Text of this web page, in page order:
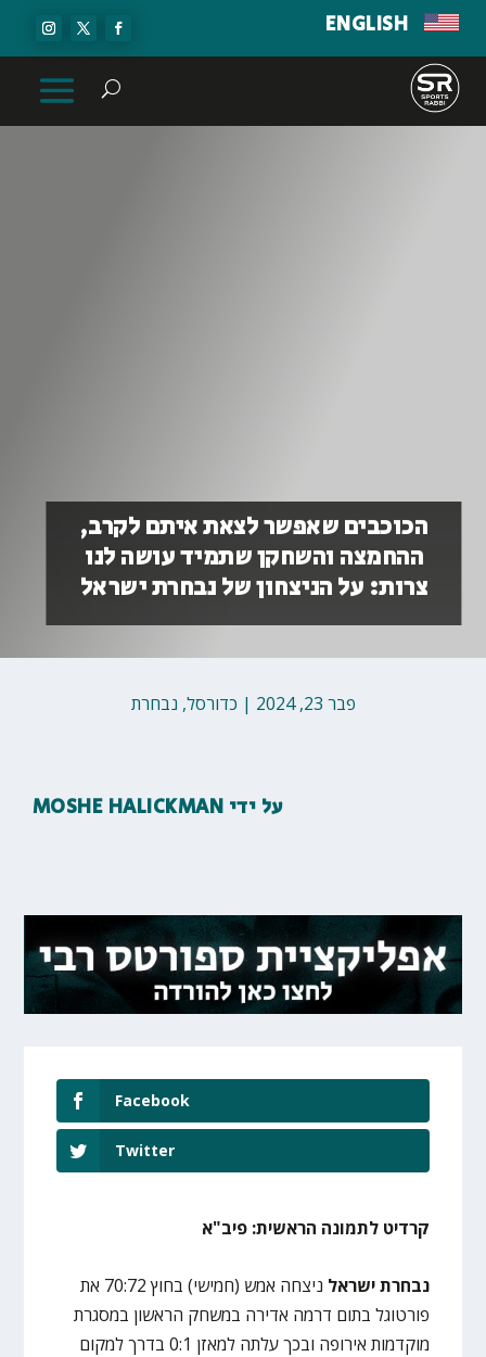
ENGLISH
הכוכבים שאפשר לצאת איתם לקרב,
ההחמצה והשחקן שתמיד עושה לנו
צרות: על הניצחון של נבחרת ישראל
פבר 23, 2024 | כדורסל, נבחרת
על ידי MOSHE HALICKMAN
Facebook
Twitter
קרדיט לתמונה הראשית: פיב"א
נבחרת ישראל
ניצחה אמש (חמישי) בחוץ 70:72 את
פורטוגל בתום דרמה אדירה במשחק הראשון במסגרת
מוקדמות אירופה ובכך עלתה למאזן 0:1 בדרך למקום